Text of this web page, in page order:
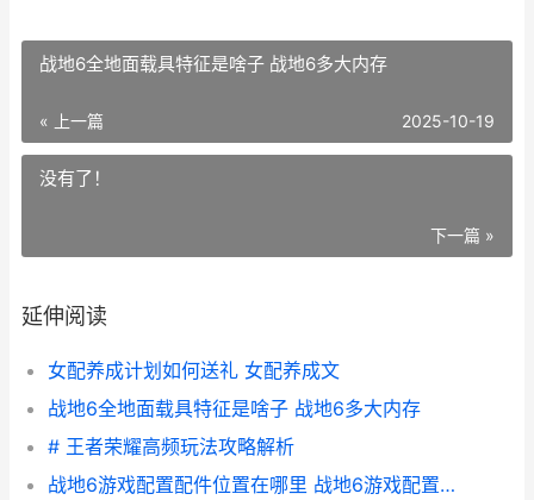
战地6全地面载具特征是啥子 战地6多大内存
« 上一篇 2025-10-19
没有了！
下一篇 »
延伸阅读
女配养成计划如何送礼 女配养成文
战地6全地面载具特征是啥子 战地6多大内存
# 王者荣耀高频玩法攻略解析
战地6游戏配置配件位置在哪里 战地6游戏配置要求